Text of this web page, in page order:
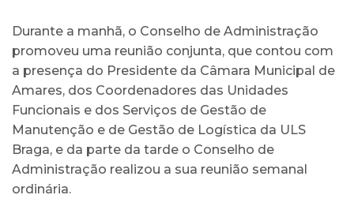
Durante a manhã, o Conselho de Administração
promoveu uma reunião conjunta, que contou com
a presença do Presidente da Câmara Municipal de
Amares, dos Coordenadores das Unidades
Funcionais e dos Serviços de Gestão de
Manutenção e de Gestão de Logística da ULS
Braga, e da parte da tarde o Conselho de
Administração realizou a sua reunião semanal
ordinária.